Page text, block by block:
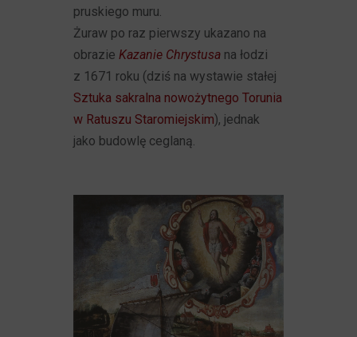
pruskiego muru.
Żuraw po raz pierwszy ukazano na
obrazie Kazanie Chrystusa na łodzi
z 1671 roku (dziś na wystawie stałej
Sztuka sakralna nowożytnego Torunia
w Ratuszu Staromiejskim), jednak
jako budowlę ceglaną.